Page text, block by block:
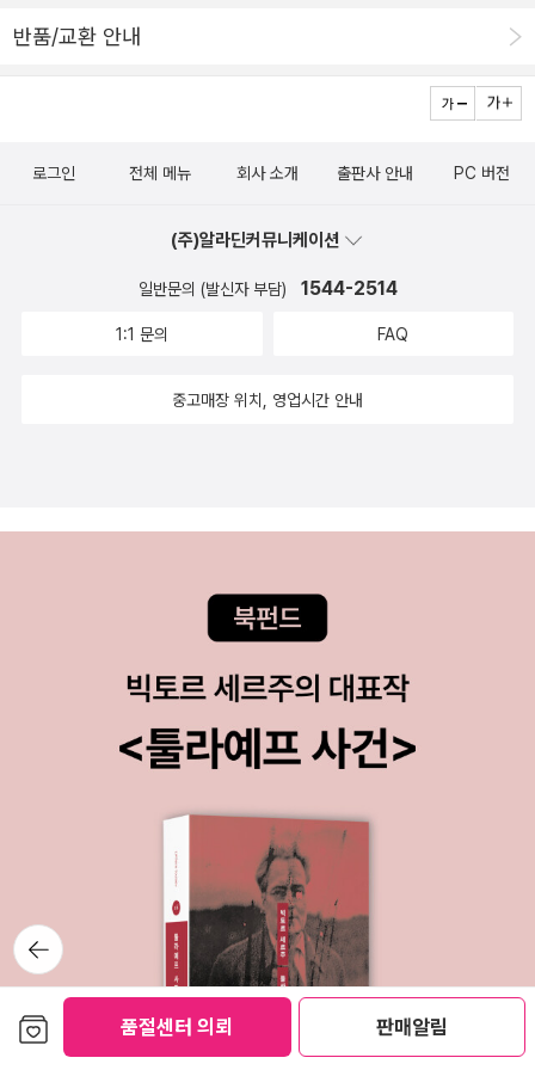
품절센터 의뢰 판매알림
무중력훈련입니다. 무중력은 지구가 끌어당기는 힘, 즉 중력이 없거
나 느껴지지 않는 상태를 말하는데요. 놀이기구나 엘리베이터가 갑자
기 내려가면 순간적으로 몸이 붕 떠오르는 느낌을 받는데, 이 느낌을
을 통해 급상승과 급하강을 반복하면 극심한 멀리도 느끼게 된다고
것말고도 국제 우주 정거장의 구조​ ​​​우리나라 우주 과학의 발달 ​​과연
우주여행은 어디까지 갈 수 있을까? 하는 다양한 궁금증도 해결할 수
반품/교환 안내
뒤로가
기
로그인 전체 메뉴 회사 소개 출판사 안내 PC 버전
(주)알라딘커뮤니케이션
일반문의 (발신자 부담) 1544-2514
1:1 문의 FAQ
중고매장 위치, 영업시간 안내